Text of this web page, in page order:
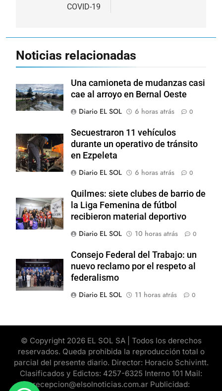
COVID-19
Noticias relacionadas
Una camioneta de mudanzas casi
cae al arroyo en Bernal Oeste
Diario EL SOL
6 horas atrás 0
Secuestraron 11 vehículos
durante un operativo de tránsito
en Ezpeleta
Diario EL SOL
6 horas atrás 0
Quilmes: siete clubes de barrio de
la Liga Femenina de fútbol
recibieron material deportivo
Diario EL SOL
10 horas atrás 0
Consejo Federal del Trabajo: un
nuevo reclamo por el respeto al
federalismo
Diario EL SOL
11 horas atrás 0
© Copyright 2026 EL SOL SA | Todos los derechos
reservados. Queda prohibida la reproducción total o
parcial del presente diario. Director: Horacio Schivintt.
Clasificados y Edictos: 4257-6325 Interno 101 Mail:
recepcion@elsolnoticias.com.ar Publicidad: